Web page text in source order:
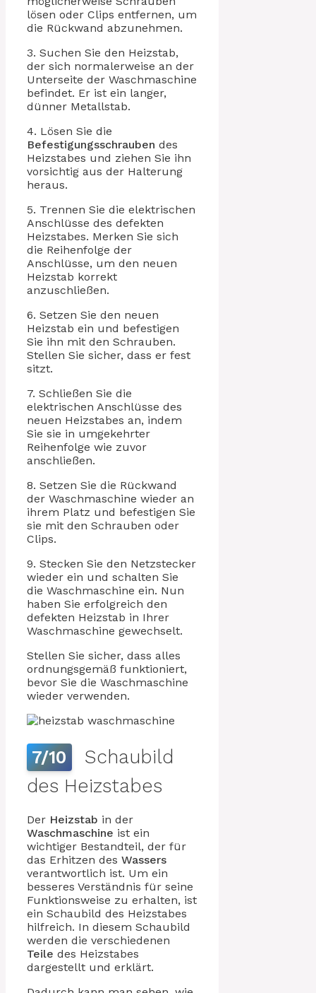
lösen oder Clips entfernen, um
die Rückwand abzunehmen.
3. Suchen Sie den Heizstab,
der sich normalerweise an der
Unterseite der Waschmaschine
befindet. Er ist ein langer,
dünner Metallstab.
4. Lösen Sie die
Befestigungsschrauben des
Heizstabes und ziehen Sie ihn
vorsichtig aus der Halterung
heraus.
5. Trennen Sie die elektrischen
Anschlüsse des defekten
Heizstabes. Merken Sie sich
die Reihenfolge der
Anschlüsse, um den neuen
Heizstab korrekt
anzuschließen.
6. Setzen Sie den neuen
Heizstab ein und befestigen
Sie ihn mit den Schrauben.
Stellen Sie sicher, dass er fest
sitzt.
7. Schließen Sie die
elektrischen Anschlüsse des
neuen Heizstabes an, indem
Sie sie in umgekehrter
Reihenfolge wie zuvor
anschließen.
8. Setzen Sie die Rückwand
der Waschmaschine wieder an
ihrem Platz und befestigen Sie
sie mit den Schrauben oder
Clips.
9. Stecken Sie den Netzstecker
wieder ein und schalten Sie
die Waschmaschine ein. Nun
haben Sie erfolgreich den
defekten Heizstab in Ihrer
Waschmaschine gewechselt.
Stellen Sie sicher, dass alles
ordnungsgemäß funktioniert,
bevor Sie die Waschmaschine
wieder verwenden.
7/10
Schaubild
des Heizstabes
Der Heizstab in der
Waschmaschine ist ein
wichtiger Bestandteil, der für
das Erhitzen des Wassers
verantwortlich ist. Um ein
besseres Verständnis für seine
Funktionsweise zu erhalten, ist
ein Schaubild des Heizstabes
hilfreich. In diesem Schaubild
werden die verschiedenen
Teile des Heizstabes
dargestellt und erklärt.